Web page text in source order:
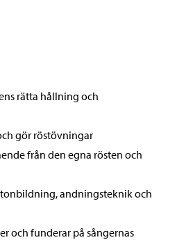
rätta hållning och
gör röstövningar
från den egna rösten och
andningsteknik och
och funderar på sångernas